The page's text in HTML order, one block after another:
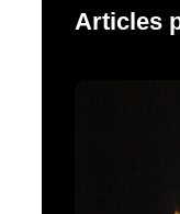
Articles